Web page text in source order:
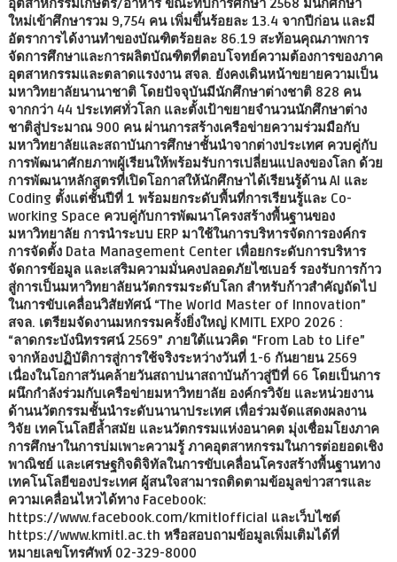
อุตสาหกรรมเกษตร/อาหาร ขณะที่ปีการศึกษา 2568 มีนักศึกษา
ใหม่เข้าศึกษารวม 9,754 คน เพิ่มขึ้นร้อยละ 13.4 จากปีก่อน และมี
อัตราการได้งานทำของบัณฑิตร้อยละ 86.19 สะท้อนคุณภาพการ
จัดการศึกษาและการผลิตบัณฑิตที่ตอบโจทย์ความต้องการของภาค
อุตสาหกรรมและตลาดแรงงาน สจล. ยังคงเดินหน้าขยายความเป็น
มหาวิทยาลัยนานาชาติ โดยปัจจุบันมีนักศึกษาต่างชาติ 828 คน
จากกว่า 44 ประเทศทั่วโลก และตั้งเป้าขยายจำนวนนักศึกษาต่าง
ชาติสู่ประมาณ 900 คน ผ่านการสร้างเครือข่ายความร่วมมือกับ
มหาวิทยาลัยและสถาบันการศึกษาชั้นนำจากต่างประเทศ ควบคู่กับ
การพัฒนาศักยภาพผู้เรียนให้พร้อมรับการเปลี่ยนแปลงของโลก ด้วย
การพัฒนาหลักสูตรที่เปิดโอกาสให้นักศึกษาได้เรียนรู้ด้าน AI และ
Coding ตั้งแต่ชั้นปีที่ 1 พร้อมยกระดับพื้นที่การเรียนรู้และ Co-
working Space ควบคู่กับการพัฒนาโครงสร้างพื้นฐานของ
มหาวิทยาลัย การนำระบบ ERP มาใช้ในการบริหารจัดการองค์กร
การจัดตั้ง Data Management Center เพื่อยกระดับการบริหาร
จัดการข้อมูล และเสริมความมั่นคงปลอดภัยไซเบอร์ รองรับการก้าว
สู่การเป็นมหาวิทยาลัยนวัตกรรมระดับโลก สำหรับก้าวสำคัญถัดไป
ในการขับเคลื่อนวิสัยทัศน์ “The World Master of Innovation”
สจล. เตรียมจัดงานมหกรรมครั้งยิ่งใหญ่ KMITL EXPO 2026 :
“ลาดกระบังนิทรรศน์ 2569” ภายใต้แนวคิด “From Lab to Life”
จากห้องปฏิบัติการสู่การใช้จริงระหว่างวันที่ 1-6 กันยายน 2569
เนื่องในโอกาสวันคล้ายวันสถาปนาสถาบันก้าวสู่ปีที่ 66 โดยเป็นการ
ผนึกกำลังร่วมกับเครือข่ายมหาวิทยาลัย องค์กรวิจัย และหน่วยงาน
ด้านนวัตกรรมชั้นนำระดับนานาประเทศ เพื่อร่วมจัดแสดงผลงาน
วิจัย เทคโนโลยีล้ำสมัย และนวัตกรรมแห่งอนาคต มุ่งเชื่อมโยงภาค
การศึกษาในการบ่มเพาะความรู้ ภาคอุตสาหกรรมในการต่อยอดเชิง
พาณิชย์ และเศรษฐกิจดิจิทัลในการขับเคลื่อนโครงสร้างพื้นฐานทาง
เทคโนโลยีของประเทศ ผู้สนใจสามารถติดตามข้อมูลข่าวสารและ
ความเคลื่อนไหวได้ทาง Facebook:
https://www.facebook.com/kmitlofficial และเว็บไซต์
https://www.kmitl.ac.th หรือสอบถามข้อมูลเพิ่มเติมได้ที่
หมายเลขโทรศัพท์ 02-329-8000